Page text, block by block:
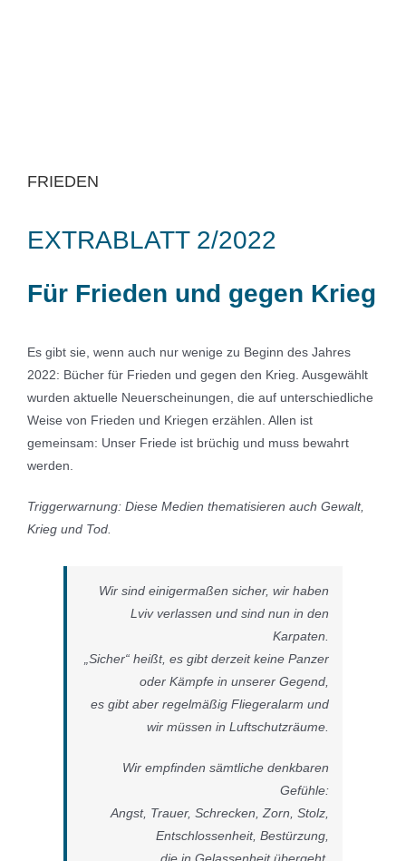
FRIEDEN
EXTRABLATT 2/2022
Für Frieden und gegen Krieg
Es gibt sie, wenn auch nur wenige zu Beginn des Jahres
2022: Bücher für Frieden und gegen den Krieg. Ausgewählt
wurden aktuelle Neuerscheinungen, die auf unterschiedliche
Weise von Frieden und Kriegen erzählen. Allen ist
gemeinsam: Unser Friede ist brüchig und muss bewahrt
werden.
Triggerwarnung: Diese Medien thematisieren auch Gewalt,
Krieg und Tod.
Wir sind einigermaßen sicher, wir haben
Lviv verlassen und sind nun in den
Karpaten.
„Sicher“ heißt, es gibt derzeit keine Panzer
oder Kämpfe in unserer Gegend,
es gibt aber regelmäßig Fliegeralarm und
wir müssen in Luftschutzräume.
Wir empfinden sämtliche denkbaren
Gefühle:
Angst, Trauer, Schrecken, Zorn, Stolz,
Entschlossenheit, Bestürzung,
die in Gelassenheit übergeht.